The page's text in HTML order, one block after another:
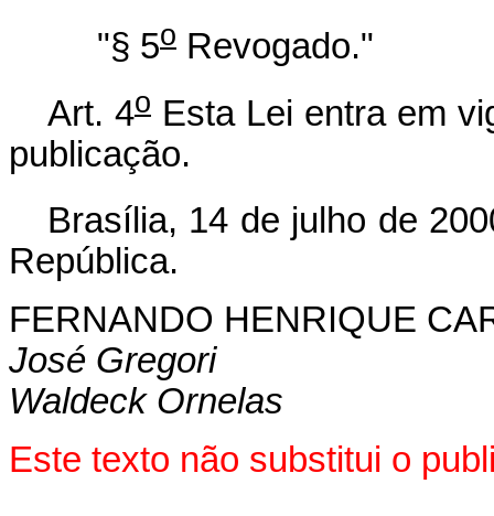
"§ 5o Revogado."
Art. 4oEsta Lei entra em
publicação.
Brasília, 14 de julho de
República.
FERNANDO HENRIQUE
José Gregori
Waldeck Ornelas
Este texto não substitui o